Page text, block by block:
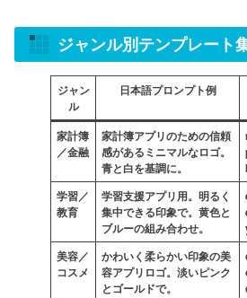
ジャンル別テンプレート
ジャン
ル
日本語プロンプト例
家計簿
／金融
家計簿アプリのための信頼
感があるミニマルなロゴ。
青と白を基調に。
学習／
教育
学習支援アプリ用。明るく
集中できる印象で。黄色と
ブルーの組み合わせ。
美容／
コスメ
かわいく柔らかい印象の美
容アプリロゴ。淡いピンク
とゴールドで。